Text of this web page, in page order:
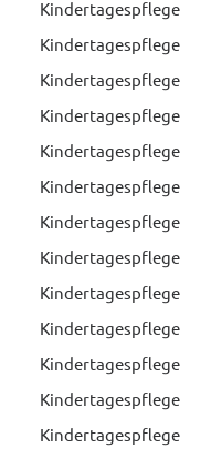
Kindertagespflege
Kindertagespflege
Kindertagespflege
Kindertagespflege
Kindertagespflege
Kindertagespflege
Kindertagespflege
Kindertagespflege
Kindertagespflege
Kindertagespflege
Kindertagespflege
Kindertagespflege
Kindertagespflege